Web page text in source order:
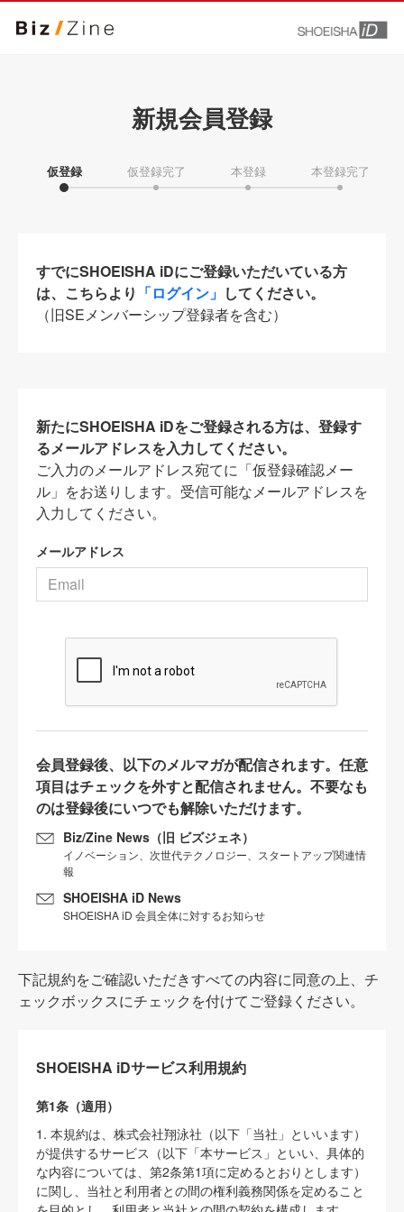
新規会員登録
仮登録 仮登録完了 本登録 本登録完了
すでにSHOEISHA iDにご登録いただいている方
は、こちらより 「ログイン」 してください。
（旧SEメンバーシップ登録者を含む）
新たにSHOEISHA iDをご登録される方は、登録す
るメールアドレスを入力してください。
ご入力のメールアドレス宛てに「仮登録確認メー
ル」をお送りします。受信可能なメールアドレスを
入力してください。
メールアドレス
会員登録後、以下のメルマガが配信されます。任意
項目はチェックを外すと配信されません。不要なも
のは登録後にいつでも解除いただけます。
Biz/Zine News（旧 ビズジェネ）
イノベーション、次世代テクノロジー、スタートアップ関連情
報
SHOEISHA iD News
SHOEISHA iD 会員全体に対するお知らせ
下記規約をご確認いただきすべての内容に同意の上、チ
ェックボックスにチェックを付けてご登録ください。
SHOEISHA iDサービス利用規約
第1条（適用）
1. 本規約は、株式会社翔泳社（以下「当社」といいます）
が提供するサービス（以下「本サービス」といい、具体的
な内容については、第2条第1項に定めるとおりとします）
に関し、当社と利用者との間の権利義務関係を定めること